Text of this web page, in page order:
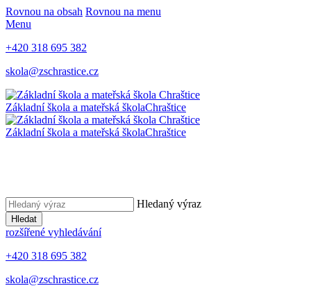
Rovnou na obsah Rovnou na menu
Menu
+420 318 695 382
skola@zschrastice.cz
Základní škola a mateřská školaChraštice
Základní škola a mateřská školaChraštice
Hledaný výraz
Hledat
rozšířené vyhledávání
+420 318 695 382
skola@zschrastice.cz